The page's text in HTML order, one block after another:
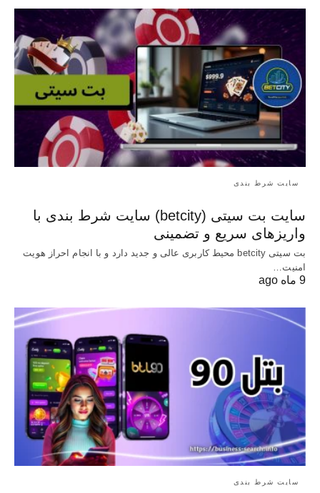
سایت شرط بندی
سایت بت سیتی (betcity) سایت شرط بندی با
واریزهای سریع و تضمینی
بت سیتی betcity محیط کاربری عالی و جدید دارد و با انجام احراز هویت
امنیت…
9 ماه ago
سایت شرط بندی